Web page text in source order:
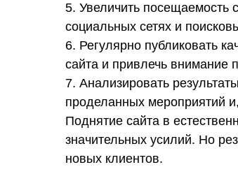
5. Увеличить посещаемость
социальных сетях и
6. Регулярно публиковать
сайта и привлечь внимание
7. Анализировать
проделанных мероприятий
Поднятие сайта в
значительных усилий. Но
новых клиентов.